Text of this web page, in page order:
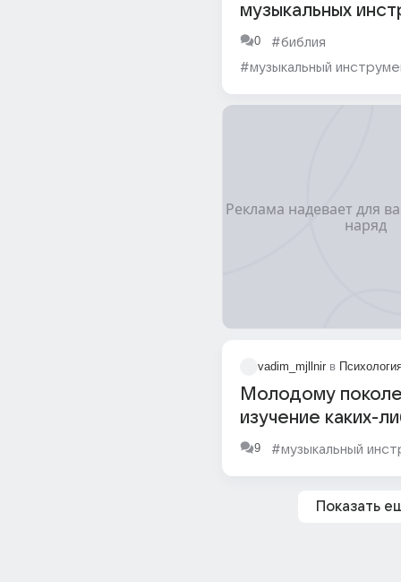
музыкальных
типа гармошки с
сторон есть
и свои
0
#библия
#музыкальный
vadim_mjllnir в
Молодому
изучение каких-
музыкальных
9 #музыкальный
Показать